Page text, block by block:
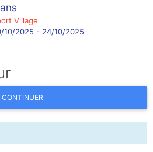
Village
10/2025 - 24/10/2025
CONTINUER